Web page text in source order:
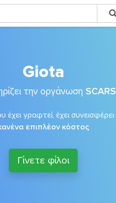
Giota
την οργάνωση SCARS
γραφτεί, έχει συνεισφέρει
επιπλέον κόστος
Γίνετε φίλοι